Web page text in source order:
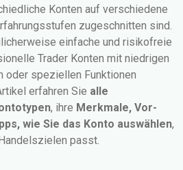
Konten auf verschiedene
zugeschnitten sind.
einfache und risikofreie
Trader Konten mit niedrigen
oder speziellen Funktionen
erfahren Sie alle
, ihre Merkmale, Vor-
wie Sie das Konto auswählen,
passt.